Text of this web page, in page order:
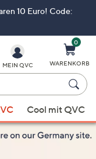
10 Euro! Code:
MEIN QVC
0
WARENKORB
Cool mit QVC